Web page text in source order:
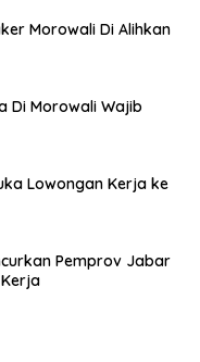
Morowali Di Alihkan
Di Morowali Wajib
Lowongan Kerja ke
Pemprov Jabar